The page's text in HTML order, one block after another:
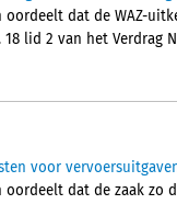
oordeelt dat de WAZ-
lid 2 van het Verdrag
voor
oordeelt dat de zaak